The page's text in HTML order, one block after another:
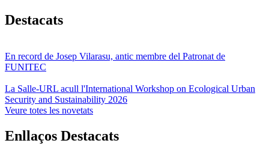
Destacats
En record de Josep Vilarasu, antic membre del Patronat de
FUNITEC
La Salle-URL acull l'International Workshop on Ecological Urban
Security and Sustainability 2026
Veure totes les novetats
Enllaços Destacats